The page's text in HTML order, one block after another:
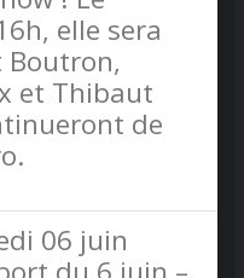
elle sera
Boutron,
et Thibaut
de
06 juin